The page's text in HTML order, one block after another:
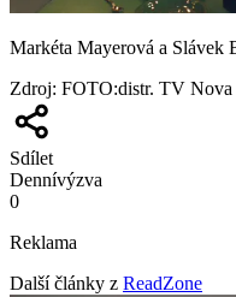
Markéta Mayerová a Slávek
Zdroj: FOTO:distr. TV Nova
Sdílet
Dennívýzva
0
Reklama
Další články z ReadZone